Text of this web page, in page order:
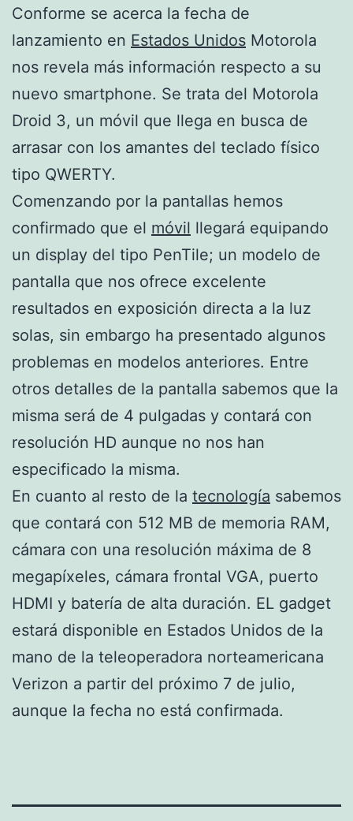
Conforme se acerca la fecha de
lanzamiento en Estados Unidos Motorola
nos revela más información respecto a su
nuevo smartphone. Se trata del Motorola
Droid 3, un móvil que llega en busca de
arrasar con los amantes del teclado físico
tipo QWERTY.
Comenzando por la pantallas hemos
confirmado que el móvil llegará equipando
un display del tipo PenTile; un modelo de
pantalla que nos ofrece excelente
resultados en exposición directa a la luz
solas, sin embargo ha presentado algunos
problemas en modelos anteriores. Entre
otros detalles de la pantalla sabemos que la
misma será de 4 pulgadas y contará con
resolución HD aunque no nos han
especificado la misma.
En cuanto al resto de la tecnología sabemos
que contará con 512 MB de memoria RAM,
cámara con una resolución máxima de 8
megapíxeles, cámara frontal VGA, puerto
HDMI y batería de alta duración. EL gadget
estará disponible en Estados Unidos de la
mano de la teleoperadora norteamericana
Verizon a partir del próximo 7 de julio,
aunque la fecha no está confirmada.